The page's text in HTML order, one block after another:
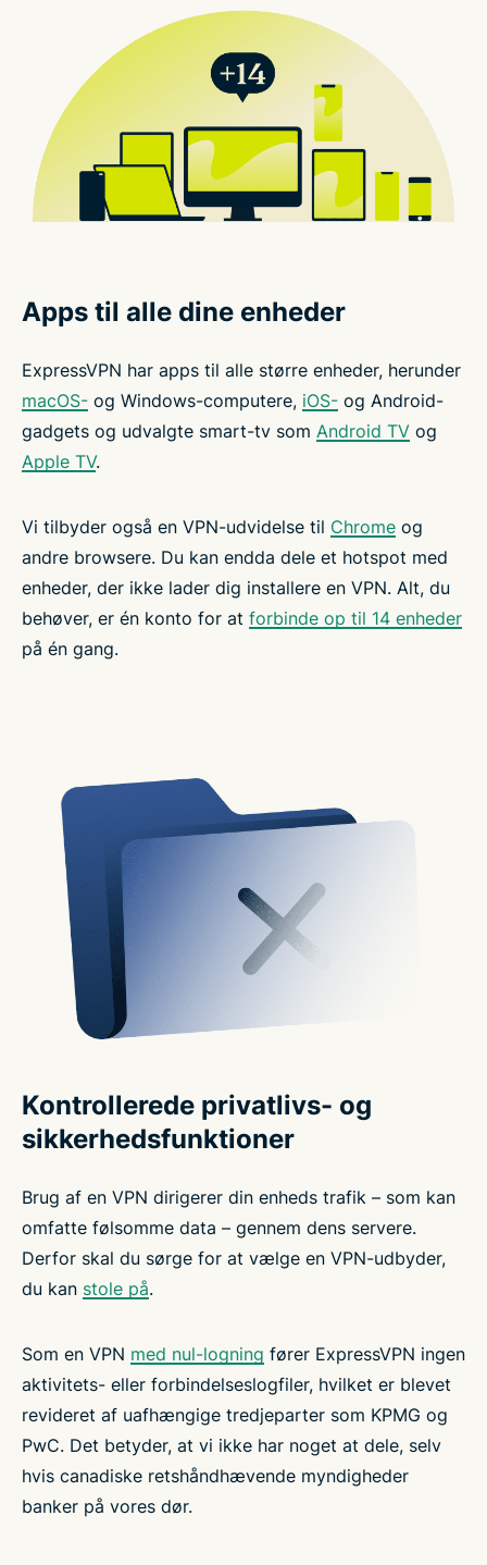
Apps til alle dine enheder
ExpressVPN har apps til alle større enheder, herunder
macOS- og Windows-computere, iOS- og Android-
gadgets og udvalgte smart-tv som Android TV og
Apple TV.
Vi tilbyder også en VPN-udvidelse til Chrome og
andre browsere. Du kan endda dele et hotspot med
enheder, der ikke lader dig installere en VPN. Alt, du
behøver, er én konto for at forbinde op til 14 enheder
på én gang.
Kontrollerede privatlivs- og
sikkerhedsfunktioner
Brug af en VPN dirigerer din enheds trafik – som kan
omfatte følsomme data – gennem dens servere.
Derfor skal du sørge for at vælge en VPN-udbyder,
du kan stole på.
Som en VPN med nul-logning fører ExpressVPN ingen
aktivitets- eller forbindelseslogfiler, hvilket er blevet
revideret af uafhængige tredjeparter som KPMG og
PwC. Det betyder, at vi ikke har noget at dele, selv
hvis canadiske retshåndhævende myndigheder
banker på vores dør.